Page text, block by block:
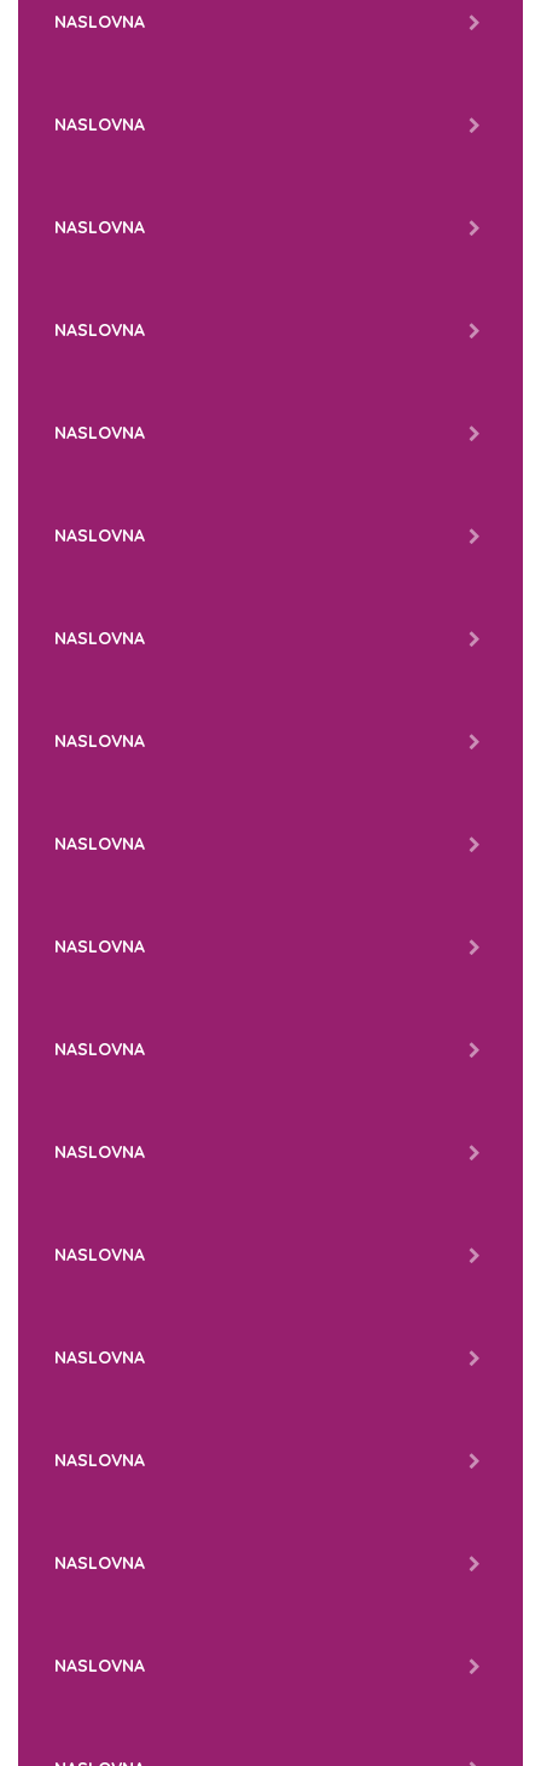
NASLOVNA
NASLOVNA
NASLOVNA
NASLOVNA
NASLOVNA
NASLOVNA
NASLOVNA
NASLOVNA
NASLOVNA
NASLOVNA
NASLOVNA
NASLOVNA
NASLOVNA
NASLOVNA
NASLOVNA
NASLOVNA
NASLOVNA